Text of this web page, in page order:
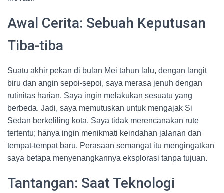
Awal Cerita: Sebuah Keputusan
Tiba-tiba
Suatu akhir pekan di bulan Mei tahun lalu, dengan langit
biru dan angin sepoi-sepoi, saya merasa jenuh dengan
rutinitas harian. Saya ingin melakukan sesuatu yang
berbeda. Jadi, saya memutuskan untuk mengajak Si
Sedan berkeliling kota. Saya tidak merencanakan rute
tertentu; hanya ingin menikmati keindahan jalanan dan
tempat-tempat baru. Perasaan semangat itu mengingatkan
saya betapa menyenangkannya eksplorasi tanpa tujuan.
Tantangan: Saat Teknologi